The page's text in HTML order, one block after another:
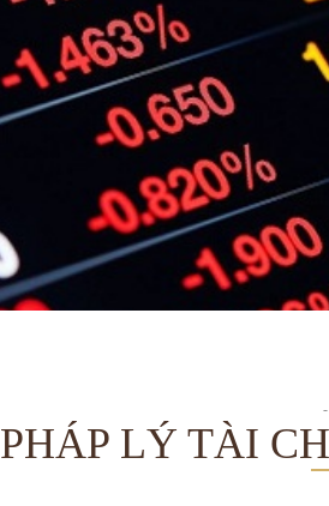
PHÁP LÝ TÀI